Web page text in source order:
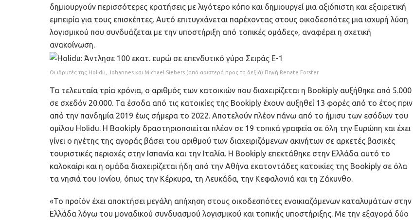
δημιουργούν περισσότερες κρατήσεις με λιγότερο κόπο και δημιουργεί μια αξιόπιστη και εξαιρετική
εμπειρία για τους επισκέπτες. Αυτό επιτυγχάνεται παρέχοντας στους οικοδεσπότες μια ισχυρή λύση
λογισμικού που συνδυάζεται με την υποστήριξη από τοπικές ομάδες», αναφέρει η σχετική
ανακοίνωση.
Οι ιδρυτές της Holidu, Johannes και Michael Siebers (από αριστερά προς τα δεξιά) Πηγή Renate Forster
Τα τελευταία τρία χρόνια, ο αριθμός των κατοικιών που διαχειρίζεται η Bookiply αυξήθηκε από 5.000
σε σχεδόν 20.000. Τα έσοδα από τις κατοικίες της Bookiply έχουν αυξηθεί 13 φορές από το έτος πριν
από την πανδημία 2019 έως σήμερα το 2022. Αποτελούν πλέον πάνω από το ήμισυ των εσόδων του
ομίλου Holidu. Η Bookiply δραστηριοποιείται πλέον σε 19 τοπικά γραφεία σε όλη την Ευρώπη και έχει
γίνει ο ηγέτης της αγοράς βάσει του αριθμού των διαχειριζόμενων ακινήτων σε αρκετές βασικές
τουριστικές περιοχές στην Ισπανία και την Ιταλία. Η Bookiply επεκτάθηκε στην Ελλάδα αυτό το
καλοκαίρι και η ομάδα διαχειρίζεται ήδη από την Αθήνα εκατοντάδες κατοικίες της Bookiply σε όλα
τα νησιά του Ιονίου, όπως την Κέρκυρα, τη Λευκάδα, την Κεφαλονιά και τη Ζάκυνθο.
«Το προϊόν έχει αποκτήσει μεγάλη απήχηση στους οικοδεσπότες ενοικιαζόμενων καταλυμάτων στην
Ελλάδα λόγω του μοναδικού συνδυασμού λογισμικού και τοπικής υποστήριξης. Με την εξαγορά δύο